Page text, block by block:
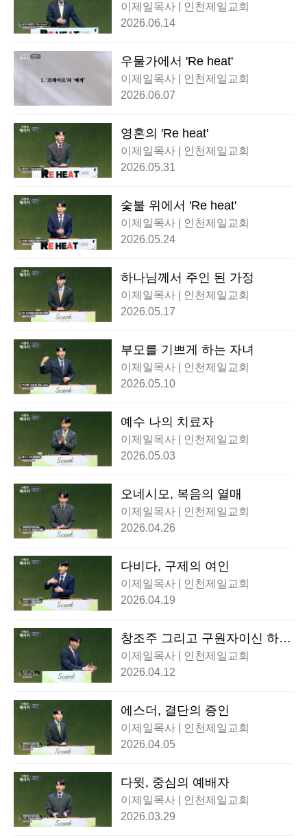
이제일목사 | 인천제일교회
2026.06.14
우물가에서 'Re heat'
이제일목사 | 인천제일교회
2026.06.07
영혼의 'Re heat'
이제일목사 | 인천제일교회
2026.05.31
숯불 위에서 'Re heat'
이제일목사 | 인천제일교회
2026.05.24
하나님께서 주인 된 가정
이제일목사 | 인천제일교회
2026.05.17
부모를 기쁘게 하는 자녀
이제일목사 | 인천제일교회
2026.05.10
예수 나의 치료자
이제일목사 | 인천제일교회
2026.05.03
오네시모, 복음의 열매
이제일목사 | 인천제일교회
2026.04.26
다비다, 구제의 여인
이제일목사 | 인천제일교회
2026.04.19
창조주 그리고 구원자이신 하나
님
이제일목사 | 인천제일교회
2026.04.12
에스더, 결단의 증인
이제일목사 | 인천제일교회
2026.04.05
다윗, 중심의 예배자
이제일목사 | 인천제일교회
2026.03.29